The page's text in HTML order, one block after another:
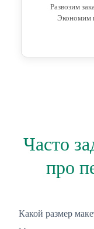
Развозим
Экономим
Часто
про
Какой размер